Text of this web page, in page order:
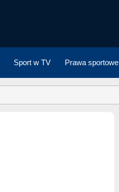
Sport w TV Prawa sportowe